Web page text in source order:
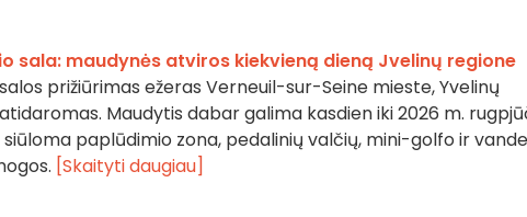
sala: maudynės atviros kiekvieną dieną Jvelinų regione
prižiūrimas ežeras Verneuil-sur-Seine mieste, Yvelinų
Maudytis dabar galima kasdien iki 2026 m.
paplūdimio zona, pedalinių valčių, mini-golfo ir
[Skaityti daugiau]